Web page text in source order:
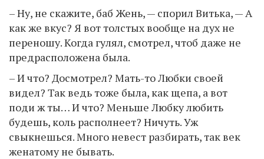
– Ну, не скажите, баб Жень, — спорил Витька, — А
как же вкус? Я вот толстых вообще на дух не
переношу. Когда гулял, смотрел, чтоб даже не
предрасположена была.
– И что? Досмотрел? Мать-то Любки своей
видел? Так ведь тоже была, как щепа, а вот
поди ж ты… И что? Меньше Любку любить
будешь, коль располнеет? Ничуть. Уж
свыкнешься. Много невест разбирать, так век
женатому не бывать.